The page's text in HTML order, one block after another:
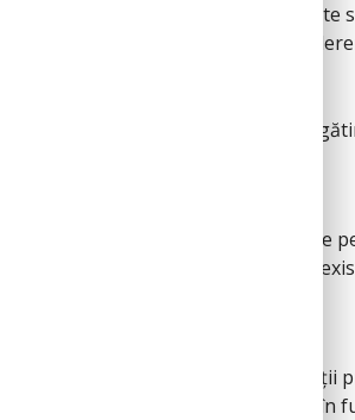
Base One oferă produse
sunt gândite pentru stabilitate,
manichiuri profesionale, de la
ale brandului, fiind
și întreținerea manichiurilor
durabilă, iar Base One oferă
luciu intens sau un finisaj elegant, în